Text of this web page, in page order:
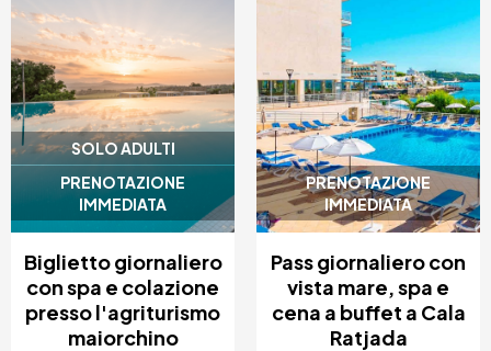
SOLO ADULTI
PRENOTAZIONE
IMMEDIATA
Biglietto giornaliero
con spa e colazione
presso l'agriturismo
maiorchino
PRENOTAZIONE
IMMEDIATA
Pass giornaliero con
vista mare, spa e
cena a buffet a Cala
Ratjada